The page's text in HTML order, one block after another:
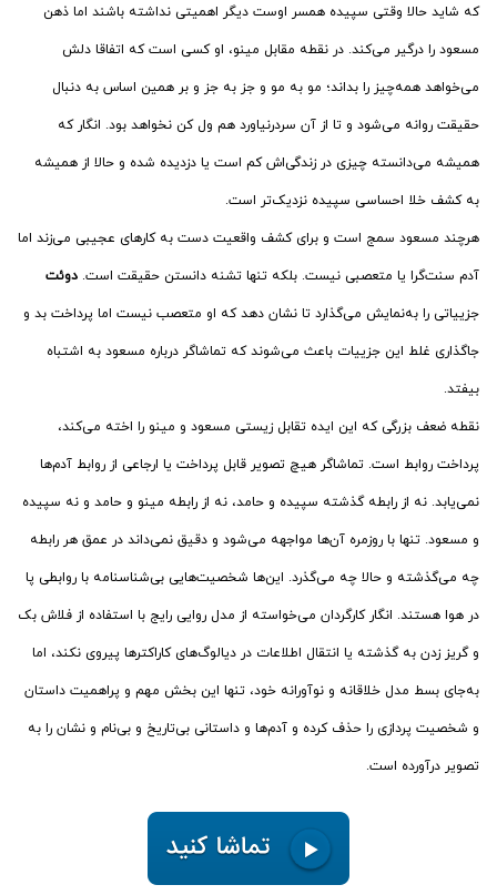
که شاید حالا وقتی سپیده همسر اوست دیگر اهمیتی نداشته باشند اما ذهن
مسعود را درگیر می‌کند. در نقطه مقابل مینو، او کسی است که اتفاقا دلش
می‌خواهد همه‌چیز را بداند؛ مو به مو و جز به جز و بر همین اساس به دنبال
حقیقت روانه می‌شود و تا از آن سردرنیاورد هم ول کن نخواهد بود. انگار که
همیشه می‌دانسته چیزی در زندگی‌اش کم است یا دزدیده شده و حالا از همیشه
به کشف خلا احساسی سپیده نزدیک‌تر است.
هرچند مسعود سمج است و برای کشف واقعیت دست به کارهای عجیبی می‌زند اما
آدم سنت‌گرا یا متعصبی نیست. بلکه تنها تشنه دانستن حقیقت است. دوئت
جزییاتی را به‌نمایش می‌گذارد تا نشان دهد که او متعصب نیست اما پرداخت بد و
جاگذاری غلط این جزییات باعث می‌شوند که تماشاگر درباره مسعود به اشتباه
بیفتد.
نقطه ضعف بزرگی که این ایده تقابل زیستی مسعود و مینو را اخته می‌کند،
پرداخت روابط است. تماشاگر هیچ تصویر قابل پرداخت یا ارجاعی از روابط آدم‌ها
نمی‌یابد. نه از رابطه گذشته سپیده و حامد، نه از رابطه مینو و حامد و نه سپیده
و مسعود. تنها با روزمره آن‌ها مواجهه می‌شود و دقیق نمی‌داند در عمق هر رابطه
چه می‌گذشته و حالا چه می‌گذرد. این‌ها شخصیت‌هایی بی‌شناسنامه با روابطی پا
در هوا هستند. انگار کارگردان می‌خواسته از مدل روایی رایج با استفاده از فلاش بک
و گریز زدن به گذشته یا انتقال اطلاعات در دیالوگ‌های کاراکترها پیروی نکند، اما
به‌جای بسط مدل خلاقانه و نوآورانه خود، تنها این بخش مهم و پراهمیت داستان
و شخصیت پردازی را حذف کرده و آدم‌ها و داستانی بی‌تاریخ و بی‌نام و نشان را به
تصویر درآورده است.‌